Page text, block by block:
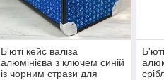
Б'юті кейс валіза
алюмінієва з ключем синій
із чорним стрази для